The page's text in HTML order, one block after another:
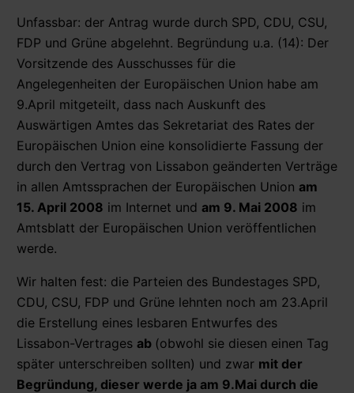
Unfassbar: der Antrag wurde durch SPD, CDU, CSU,
FDP und Grüne abgelehnt. Begründung u.a. (14): Der
Vorsitzende des Ausschusses für die
Angelegenheiten der Europäischen Union habe am
9.April mitgeteilt, dass nach Auskunft des
Auswärtigen Amtes das Sekretariat des Rates der
Europäischen Union eine konsolidierte Fassung der
durch den Vertrag von Lissabon geänderten Verträge
in allen Amtssprachen der Europäischen Union am
15. April 2008 im Internet und am 9. Mai 2008 im
Amtsblatt der Europäischen Union veröffentlichen
werde.
Wir halten fest: die Parteien des Bundestages SPD,
CDU, CSU, FDP und Grüne lehnten noch am 23.April
die Erstellung eines lesbaren Entwurfes des
Lissabon-Vertrages ab (obwohl sie diesen einen Tag
später unterschreiben sollten) und zwar mit der
Begründung, dieser werde ja am 9.Mai durch die